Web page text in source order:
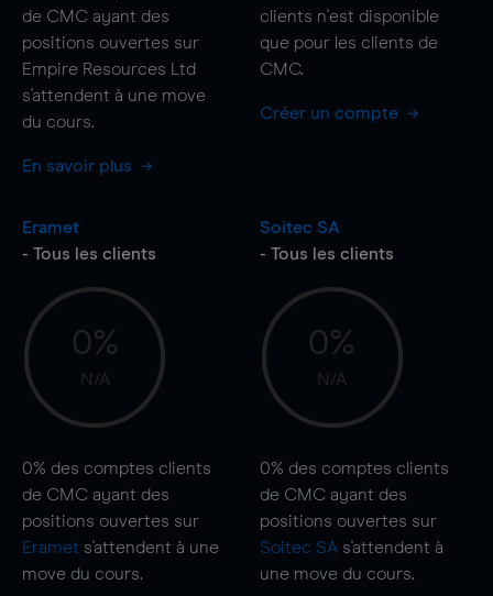
de CMC ayant des
positions ouvertes sur
Empire Resources Ltd
s'attendent à une move
du cours.
En savoir plus
clients n'est disponible
que pour les clients de
CMC.
Créer un compte
Eramet
- Tous les clients
0%
N/A
0% des comptes clients
de CMC ayant des
positions ouvertes sur
Eramet s'attendent à une
move du cours.
Soitec SA
- Tous les clients
0%
N/A
0% des comptes clients
de CMC ayant des
positions ouvertes sur
Soitec SA s'attendent à
une move du cours.